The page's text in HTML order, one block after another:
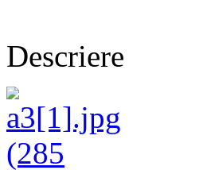
Descriere